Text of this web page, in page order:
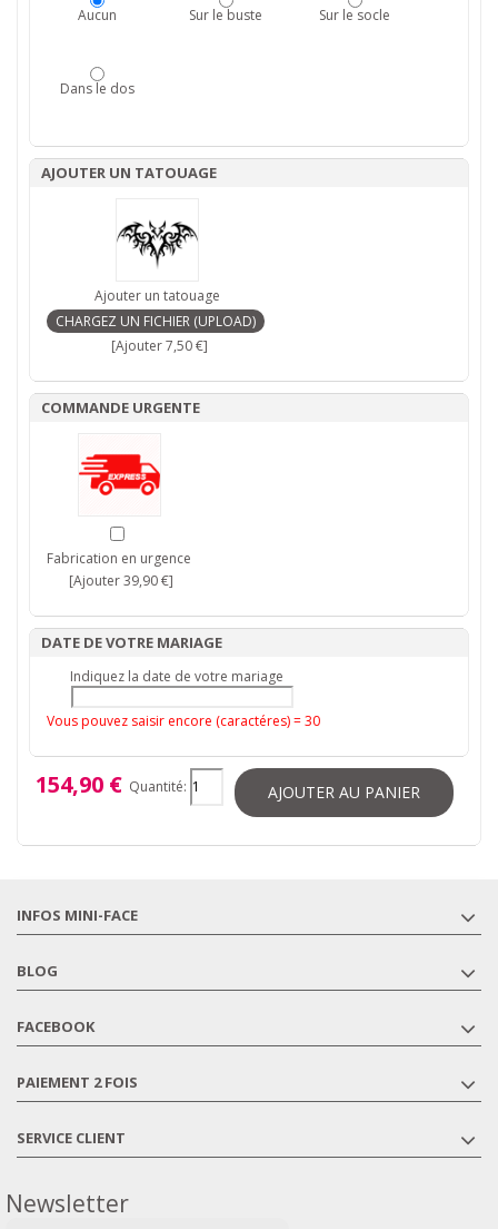
Aucun Sur le buste Sur le socle
Dans le dos
AJOUTER UN TATOUAGE
Ajouter un tatouage
[Ajouter 7,50 €]
COMMANDE URGENTE
Fabrication en urgence
[Ajouter 39,90 €]
DATE DE VOTRE MARIAGE
Indiquez la date de votre mariage
Vous pouvez saisir encore (caractéres) =30
154,90 € Quantité: AJOUTER AU PANIER
INFOS MINI-FACE
BLOG
FACEBOOK
PAIEMENT 2 FOIS
SERVICE CLIENT
Newsletter